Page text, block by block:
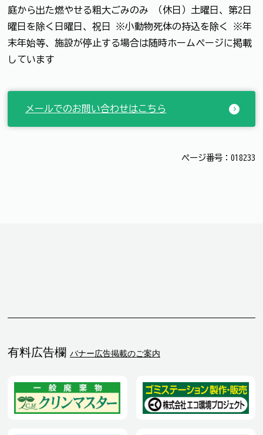
庭から出た燃やせる粗大ごみのみ （休日）土曜日、第2日
曜日を除く日曜日、祝日 ※小動物死体の持込を除く ※年
末年始等、施設が停止する場合は随時ホームページに掲載
しています
メールでのお問い合わせはこちら
ページ番号：018233
有料広告欄 バナー広告掲載のご案内